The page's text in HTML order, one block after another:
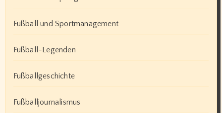
Fußball und Sportmanagement
Fußball-Legenden
Fußballgeschichte
Fußballjournalismus